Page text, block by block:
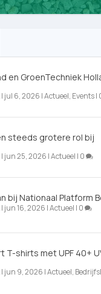
en GroenTechniek
| jul 6, 2026 |Actueel, Events|
steeds grotere rol bij
| jun 25, 2026 |Actueel | 0
bij Nationaal Platform
| jun 16, 2026 |Actueel | 0
T-shirts met UPF 40+
| jun 9, 2026 |Actueel,